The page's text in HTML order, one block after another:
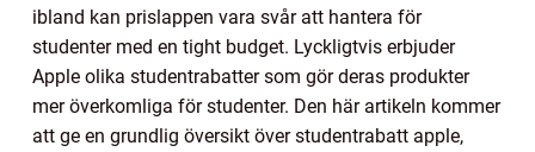
ibland kan prislappen vara svår att hantera för
studenter med en tight budget. Lyckligtvis erbjuder
Apple olika studentrabatter som gör deras produkter
mer överkomliga för studenter. Den här artikeln kommer
att ge en grundlig översikt över studentrabatt apple,